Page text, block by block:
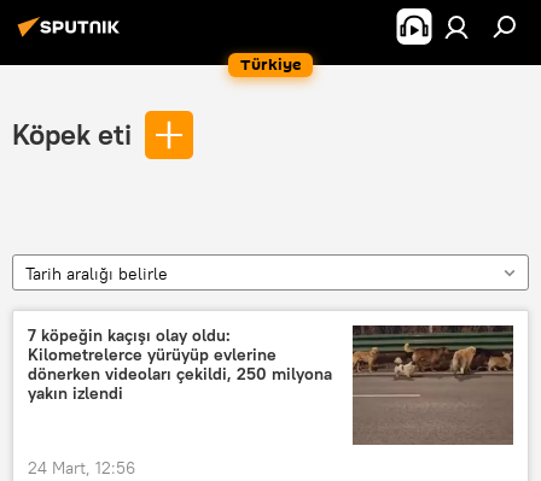
Türkiye
Köpek eti
Tarih aralığı belirle
7 köpeğin kaçışı olay oldu:
Kilometrelerce yürüyüp evlerine
dönerken videoları çekildi, 250 milyona
yakın izlendi
24 Mart, 12:56